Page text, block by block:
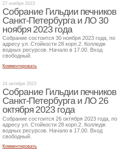
27 ноября 2023
Собрание Гильдии печников
Санкт-Петербурга и ЛО 30
ноября 2023 года
Собрание состоится 30 ноября 2023 года, по
адресу ул. Стойкости 28 корп.2. Колледж
водных ресурсов. Начало в 17.00. Вход
свободный.
Комментировать
24 октября 2023
Собрание Гильдии печников
Санкт-Петербурга и ЛО 26
октября 2023 года
Собрание состоится 26 октября 2023 года, по
адресу ул. Стойкости 28 корп.2. Колледж
водных ресурсов. Начало в 17.00. Вход
свободный.
Комментировать